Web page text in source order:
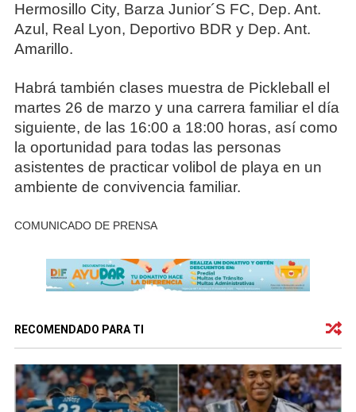
Hermosillo City, Barza Junior´S FC, Dep. Ant.
Azul, Real Lyon, Deportivo BDR y Dep. Ant.
Amarillo.
Habrá también clases muestra de Pickleball el
martes 26 de marzo y una carrera familiar el día
siguiente, de las 16:00 a 18:00 horas, así como
la oportunidad para todas las personas
asistentes de practicar volibol de playa en un
ambiente de convivencia familiar.
COMUNICADO DE PRENSA
RECOMENDADO PARA TI